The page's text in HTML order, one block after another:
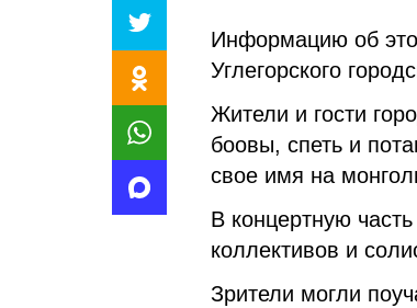
Информацию об
Углегорского
Жители и гости
боовы, спеть и
свое имя на
В концертную
коллективов и
Зрители могли